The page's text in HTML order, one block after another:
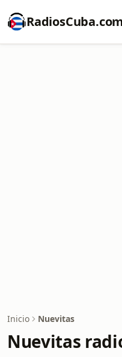
Inicio Nuevitas
Nuevitas